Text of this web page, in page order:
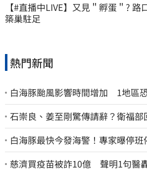
【#直播中LIVE】又見＂孵蛋＂?
築巢駐足
熱門新聞
白海豚颱風影響時間增加 1地區
石崇良、姜至剛驚傳請辭？衛福部
白海豚最快今發海警！專家曝停班
慈濟買疫苗被詐10億 聲明1句醫